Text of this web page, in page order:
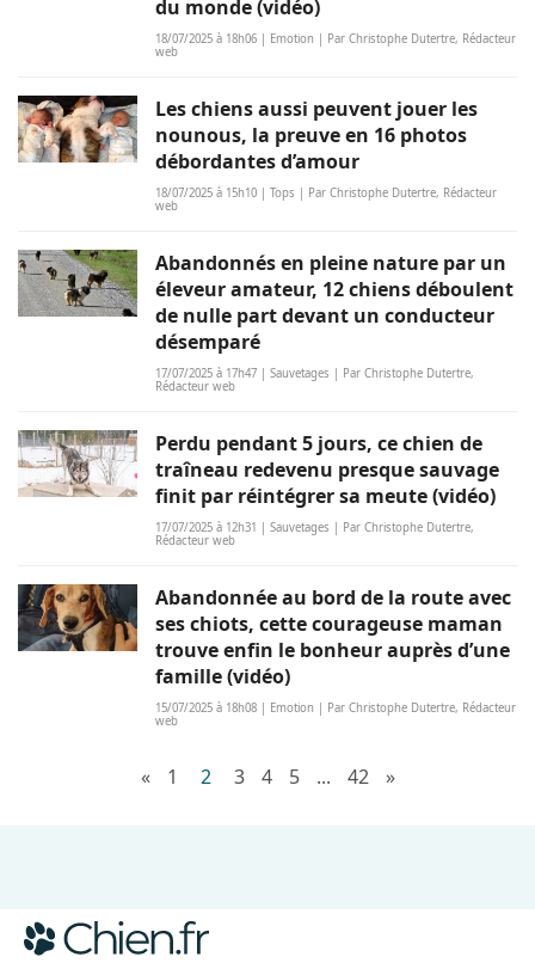
du monde (vidéo)
18/07/2025 à 18h06 | Emotion | Par Christophe Dutertre, Rédacteur
web
Les chiens aussi peuvent jouer les
nounous, la preuve en 16 photos
débordantes d’amour
18/07/2025 à 15h10 | Tops | Par Christophe Dutertre, Rédacteur
web
Abandonnés en pleine nature par un
éleveur amateur, 12 chiens déboulent
de nulle part devant un conducteur
désemparé
17/07/2025 à 17h47 | Sauvetages | Par Christophe Dutertre,
Rédacteur web
Perdu pendant 5 jours, ce chien de
traîneau redevenu presque sauvage
finit par réintégrer sa meute (vidéo)
17/07/2025 à 12h31 | Sauvetages | Par Christophe Dutertre,
Rédacteur web
Abandonnée au bord de la route avec
ses chiots, cette courageuse maman
trouve enfin le bonheur auprès d’une
famille (vidéo)
15/07/2025 à 18h08 | Emotion | Par Christophe Dutertre, Rédacteur
web
« 1 2 3 4 5 ... 42 »